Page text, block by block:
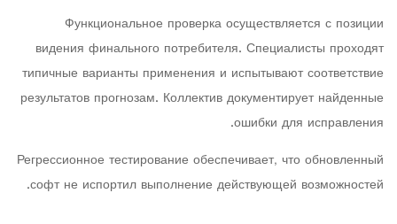
Функциональное проверка осуществляется с позиции
видения финального потребителя. Специалисты проходят
типичные варианты применения и испытывают соответствие
результатов прогнозам. Коллектив документирует найденные
ошибки для исправления.
Регрессионное тестирование обеспечивает, что обновленный
софт не испортил выполнение действующей возможностей.